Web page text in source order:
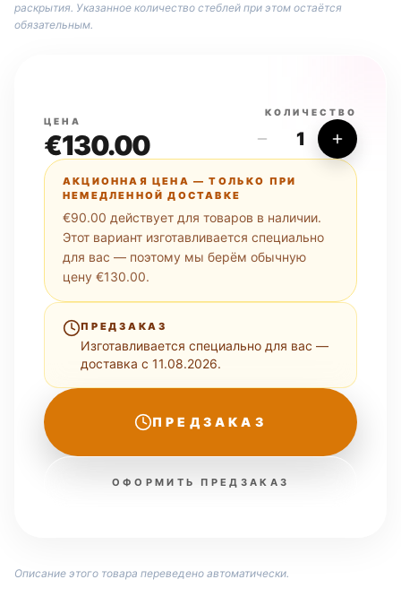
раскрытия. Указанное количество стеблей при этом остаётся
обязательным.
ЦЕНА
€130.00
КОЛИЧЕСТВО
1
АКЦИОННАЯ ЦЕНА — ТОЛЬКО ПРИ
НЕМЕДЛЕННОЙ ДОСТАВКЕ
€90.00 действует для товаров в наличии.
Этот вариант изготавливается специально
для вас — поэтому мы берём обычную
цену €130.00.
ПРЕДЗАКАЗ
Изготавливается специально для вас —
доставка с 11.08.2026.
ПРЕДЗАКАЗ
ОФОРМИТЬ ПРЕДЗАКАЗ
Описание этого товара переведено автоматически.